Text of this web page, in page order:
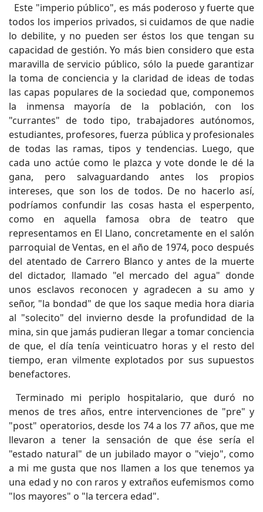
Este "imperio público", es más poderoso y fuerte que
todos los imperios privados, si cuidamos de que nadie
lo debilite, y no pueden ser éstos los que tengan su
capacidad de gestión. Yo más bien considero que esta
maravilla de servicio público, sólo la puede garantizar
la toma de conciencia y la claridad de ideas de todas
las capas populares de la sociedad que, componemos
la inmensa mayoría de la población, con los
"currantes" de todo tipo, trabajadores autónomos,
estudiantes, profesores, fuerza pública y profesionales
de todas las ramas, tipos y tendencias. Luego, que
cada uno actúe como le plazca y vote donde le dé la
gana, pero salvaguardando antes los propios
intereses, que son los de todos. De no hacerlo así,
podríamos confundir las cosas hasta el esperpento,
como en aquella famosa obra de teatro que
representamos en El Llano, concretamente en el salón
parroquial de Ventas, en el año de 1974, poco después
del atentado de Carrero Blanco y antes de la muerte
del dictador, llamado "el mercado del agua" donde
unos esclavos reconocen y agradecen a su amo y
señor, "la bondad" de que los saque media hora diaria
al "solecito" del invierno desde la profundidad de la
mina, sin que jamás pudieran llegar a tomar conciencia
de que, el día tenía veinticuatro horas y el resto del
tiempo, eran vilmente explotados por sus supuestos
benefactores.
Terminado mi periplo hospitalario, que duró no
menos de tres años, entre intervenciones de "pre" y
"post" operatorios, desde los 74 a los 77 años, que me
llevaron a tener la sensación de que ése sería el
"estado natural" de un jubilado mayor o "viejo", como
a mi me gusta que nos llamen a los que tenemos ya
una edad y no con raros y extraños eufemismos como
"los mayores" o "la tercera edad".